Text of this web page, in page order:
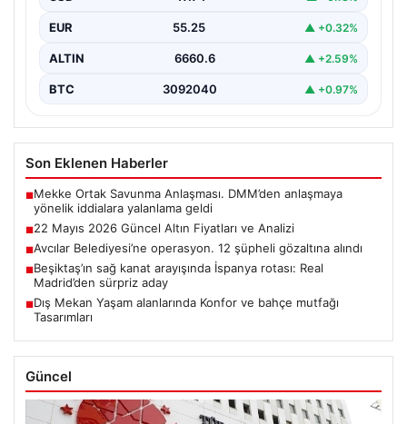
en…
EUR 55.25 ▲ +0.32%
ALTIN 6660.6 ▲ +2.59%
BTC 3092040 ▲ +0.97%
Son Eklenen Haberler
■Mekke Ortak Savunma Anlaşması. DMM’den anlaşmaya
yönelik iddialara yalanlama geldi
■22 Mayıs 2026 Güncel Altın Fiyatları ve Analizi
■Avcılar Belediyesi’ne operasyon. 12 şüpheli gözaltına alındı
■Beşiktaş’ın sağ kanat arayışında İspanya rotası: Real
Madrid’den sürpriz aday
■Dış Mekan Yaşam alanlarında Konfor ve bahçe mutfağı
Tasarımları
Güncel